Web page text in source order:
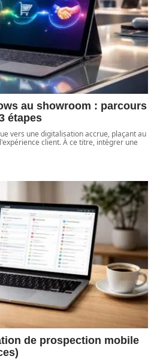
au showroom : parcours
étapes
vers une digitalisation accrue, plaçant au
client. À ce titre, intégrer une
de prospection mobile